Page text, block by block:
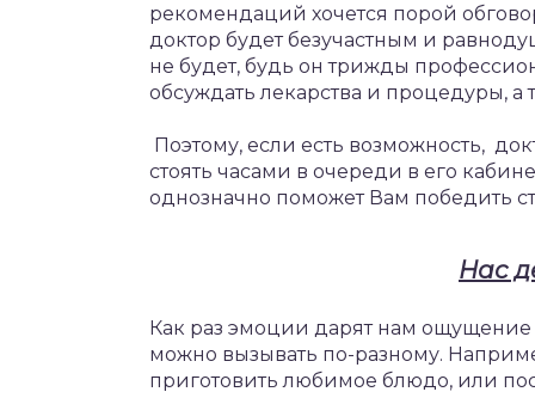
рекомендаций хочется порой
доктор будет безучастным и
не будет, будь он трижды
обсуждать лекарства и процедуры,
Поэтому, если есть возможность,
стоять часами в очереди в его
однозначно поможет Вам победить
Нас
Как раз эмоции дарят нам
можно вызывать по-разному.
приготовить любимое блюдо, или